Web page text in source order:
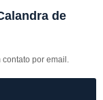
de
contato por email.